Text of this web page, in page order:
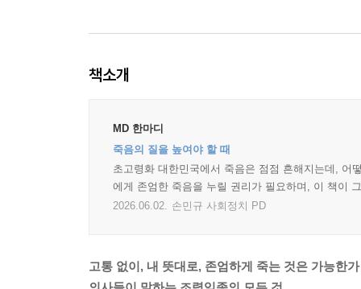
책소개
MD 한마디
죽음의 질을 높여야 할 때
초고령화 대한민국에서 죽음은 점점 흔해지는데, 어
에게 존엄한 죽음을 누릴 권리가 필요하며, 이 책이
2026.06.02. 손민규 사회정치 PD
고통 없이, 내 뜻대로, 존엄하게 죽는 것은 가능한가